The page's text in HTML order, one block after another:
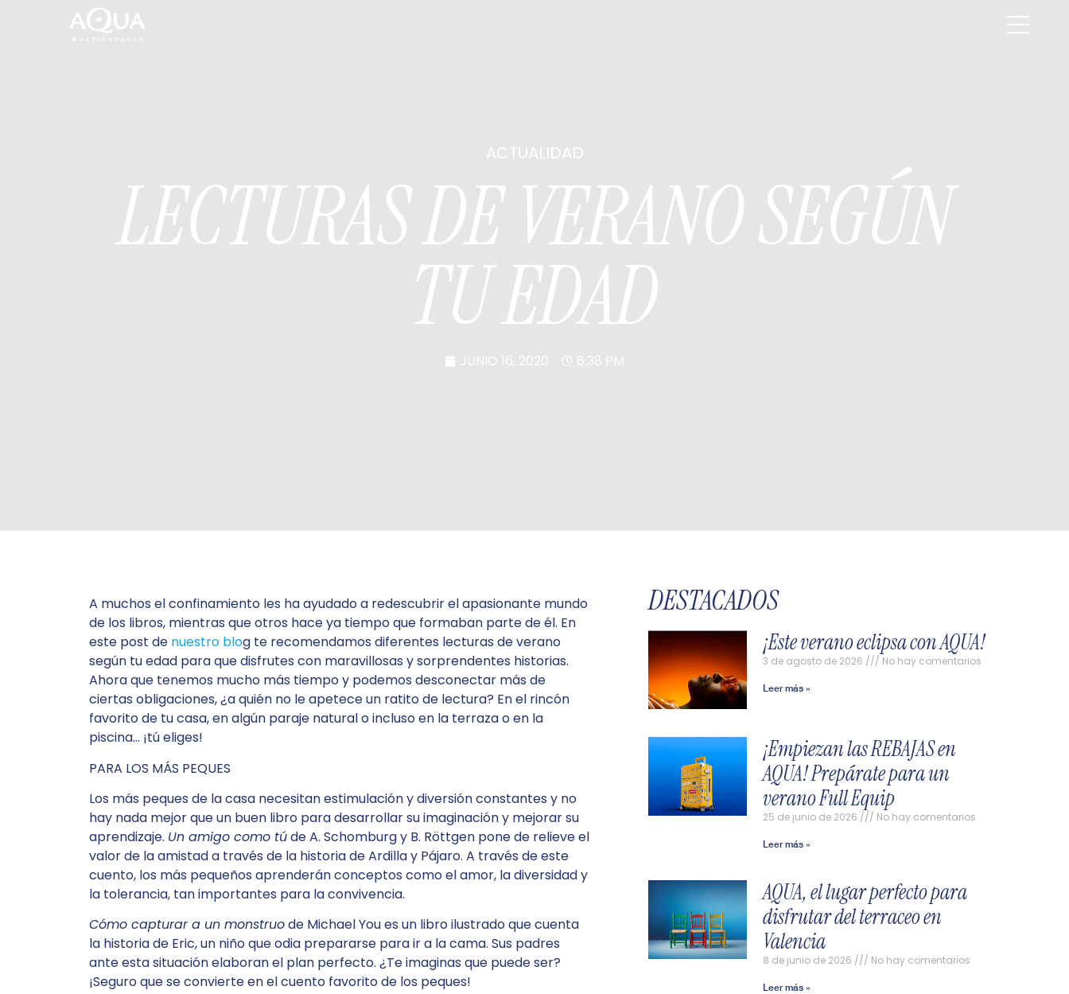
ACTUALIDAD
LECTURAS DE VERANO SEGÚN
TU EDAD
JUNIO 16, 2020 6:38 PM
A muchos el confinamiento les ha ayudado a redescubrir el apasionante mundo
de los libros, mientras que otros hace ya tiempo que formaban parte de él. En
este post de nuestro blog te recomendamos diferentes lecturas de verano
según tu edad para que disfrutes con maravillosas y sorprendentes historias.
Ahora que tenemos mucho más tiempo y podemos desconectar más de
ciertas obligaciones, ¿a quién no le apetece un ratito de lectura? En el rincón
favorito de tu casa, en algún paraje natural o incluso en la terraza o en la
piscina… ¡tú eliges!
PARA LOS MÁS PEQUES
Los más peques de la casa necesitan estimulación y diversión constantes y no
hay nada mejor que un buen libro para desarrollar su imaginación y mejorar su
aprendizaje. Un amigo como túde A. Schomburg y B. Röttgen pone de relieve el
valor de la amistad a través de la historia de Ardilla y Pájaro. A través de este
cuento, los más pequeños aprenderán conceptos como el amor, la diversidad y
la tolerancia, tan importantes para la convivencia.
Cómo capturar a un monstruode Michael You es un libro ilustrado que cuenta
la historia de Eric, un niño que odia prepararse para ir a la cama. Sus padres
ante esta situación elaboran el plan perfecto. ¿Te imaginas que puede ser?
¡Seguro que se convierte en el cuento favorito de los peques!
DESTACADOS
¡Este verano eclipsa con AQUA!
3 de agosto de 2026 No hay comentarios
Leer más »
¡Empiezan las REBAJAS en
AQUA! Prepárate para un
verano Full Equip
25 de junio de 2026 No hay comentarios
Leer más »
AQUA, el lugar perfecto para
disfrutar del terraceo en
Valencia
8 de junio de 2026 No hay comentarios
Leer más »